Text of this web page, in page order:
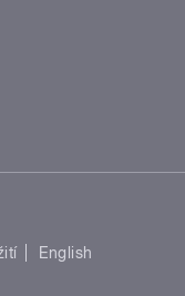
English